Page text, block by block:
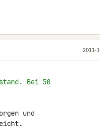
2011-
Bei 50
und